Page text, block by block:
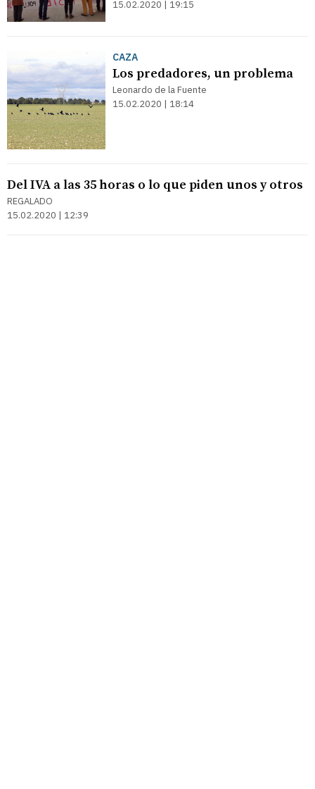
15.02.2020 | 19:15
CAZA
Los predadores, un problema
Leonardo de la Fuente
15.02.2020 | 18:14
Del IVA a las 35 horas o lo que piden unos y otros
REGALADO
15.02.2020 | 12:39